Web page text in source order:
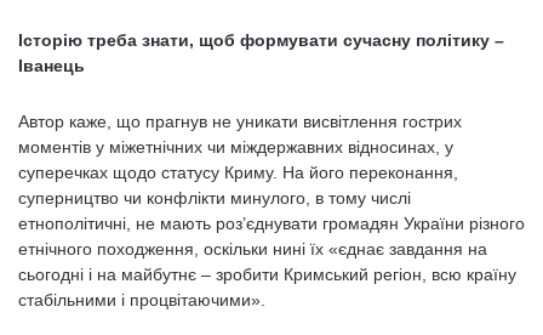
Історію треба знати, щоб формувати сучасну політику –
Іванець
Автор каже, що прагнув не уникати висвітлення гострих
моментів у міжетнічних чи міждержавних відносинах, у
суперечках щодо статусу Криму. На його переконання,
суперництво чи конфлікти минулого, в тому числі
етнополітичні, не мають роз’єднувати громадян України різного
етнічного походження, оскільки нині їх «єднає завдання на
сьогодні і на майбутнє – зробити Кримський регіон, всю країну
стабільними і процвітаючими».